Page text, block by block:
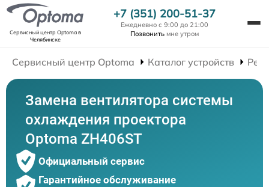
Сервисный центр Optomaв
Челябинске
+7 (351) 200-51-37
Ежедневно с 9:00 до 21:00
Позвонить мне утром
Сервисный центр Optoma Каталог устройств
Замена вентилятора системы
охлаждения проектора
Optoma ZH406ST
Официальный сервис
Гарантийное обслуживание